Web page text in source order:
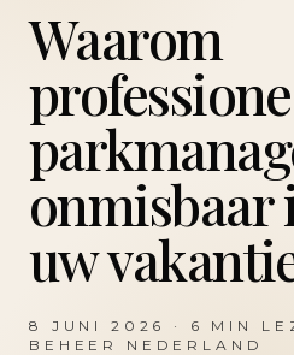
Waarom
onmisbaar
uw
8 JUNI 2026 · 6 MIN
BEHEER NEDERLAND